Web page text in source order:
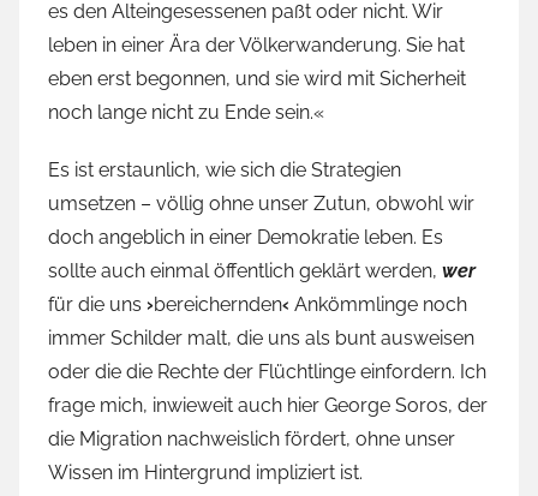
es den Alteingesessenen paßt oder nicht. Wir
leben in einer Ära der Völkerwanderung. Sie hat
eben erst begonnen, und sie wird mit Sicherheit
noch lange nicht zu Ende sein.«
Es ist erstaunlich, wie sich die Strategien
umsetzen – völlig ohne unser Zutun, obwohl wir
doch angeblich in einer Demokratie leben. Es
sollte auch einmal öffentlich geklärt werden, wer
für die uns ›bereichernden‹ Ankömmlinge noch
immer Schilder malt, die uns als bunt ausweisen
oder die die Rechte der Flüchtlinge einfordern. Ich
frage mich, inwieweit auch hier George Soros, der
die Migration nachweislich fördert, ohne unser
Wissen im Hintergrund impliziert ist.